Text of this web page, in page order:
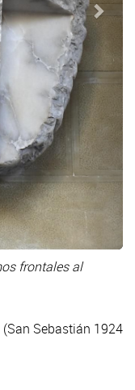
frontales al
(San Sebastián 1924